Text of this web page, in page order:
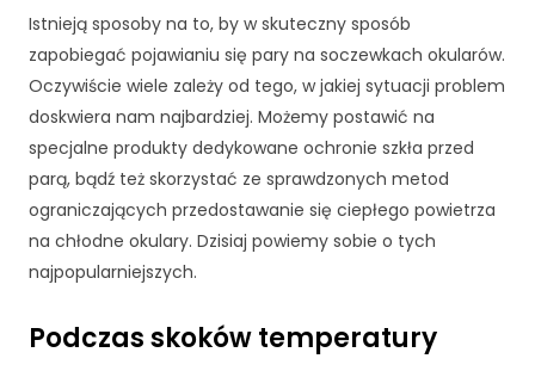
Istnieją sposoby na to, by w skuteczny sposób
zapobiegać pojawianiu się pary na soczewkach okularów.
Oczywiście wiele zależy od tego, w jakiej sytuacji problem
doskwiera nam najbardziej. Możemy postawić na
specjalne produkty dedykowane ochronie szkła przed
parą, bądź też skorzystać ze sprawdzonych metod
ograniczających przedostawanie się ciepłego powietrza
na chłodne okulary. Dzisiaj powiemy sobie o tych
najpopularniejszych.
Podczas skoków temperatury